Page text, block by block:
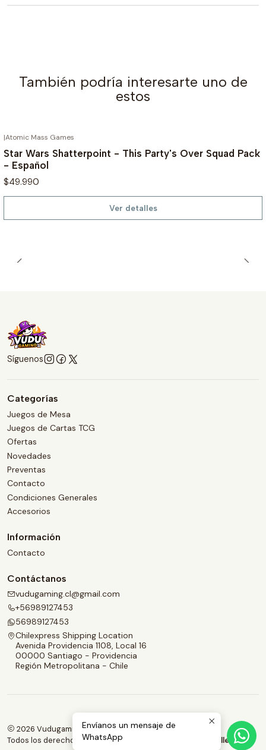
También podría interesarte uno de
estos
|Atomic Mass Games
Star Wars Shatterpoint - This Party's Over Squad Pack
- Español
$49.990
Ver detalles
Síguenos
Categorías
Juegos de Mesa
Juegos de Cartas TCG
Ofertas
Novedades
Preventas
Contacto
Condiciones Generales
Accesorios
Información
Contacto
Contáctanos
vudugaming.cl@gmail.com
+56989127453
56989127453
Chilexpress Shipping Location
Avenida Providencia 1108, Local 16
00000 Santiago - Providencia
Región Metropolitana - Chile
2026 Vudugaming.
Todos los derechos reservados.
Desarrollado por Jumpseller
Envíanos un mensaje de
WhatsApp